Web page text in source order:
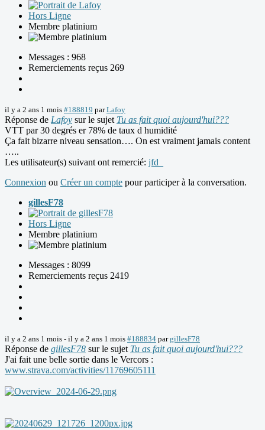
Hors Ligne
Membre platinium
Messages : 968
Remerciements reçus 269
il y a 2 ans 1 mois #188819 parLafoy
Réponse de Lafoy sur le sujet Tu as fait quoi aujourd'hui???
VTT par 30 degrés er 78% de taux d humidité
Ça fait bizarre niveau sensation…. On est vraiment jamais content
…..
Les utilisateur(s) suivant ont remercié: jfd_
Connexion ou Créer un compte pour participer à la conversation.
gillesF78
Hors Ligne
Membre platinium
Messages : 8099
Remerciements reçus 2419
il y a 2 ans 1 mois - il y a 2 ans 1 mois #188834 pargillesF78
Réponse de gillesF78 sur le sujet Tu as fait quoi aujourd'hui???
J'ai fait une belle sortie dans le Vercors :
www.strava.com/activities/11769605111